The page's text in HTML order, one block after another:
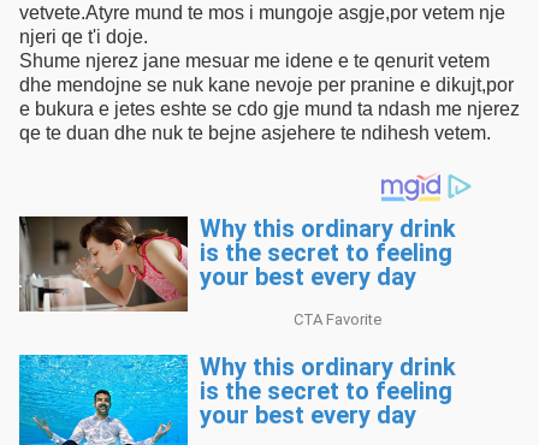
vetvete.Atyre mund te mos i mungoje asgje,por vetem nje
njeri qe t'i doje.
Shume njerez jane mesuar me idene e te qenurit vetem
dhe mendojne se nuk kane nevoje per pranine e dikujt,por
e bukura e jetes eshte se cdo gje mund ta ndash me njerez
qe te duan dhe nuk te bejne asjehere te ndihesh vetem.